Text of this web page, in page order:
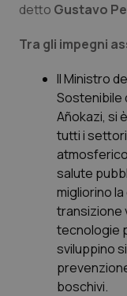
Umbria
Valle D’Aosta
Veneto
Oncologia
Psoriasi &
detto Gustavo
Tra gli impegni
Il Ministro
Sostenibile
Añokazi, si
tutti i
salute
migliorino
transizione
tecnologie
sviluppino
boschivi.